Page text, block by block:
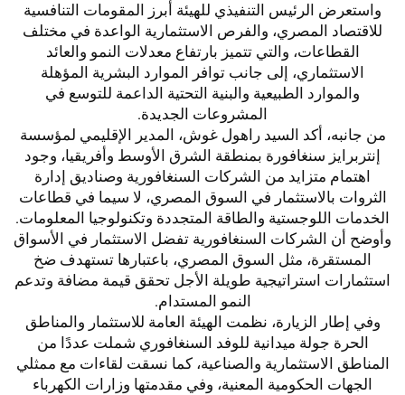
واستعرض الرئيس التنفيذي للهيئة أبرز المقومات التنافسية
للاقتصاد المصري، والفرص الاستثمارية الواعدة في مختلف
القطاعات، والتي تتميز بارتفاع معدلات النمو والعائد
الاستثماري، إلى جانب توافر الموارد البشرية المؤهلة
والموارد الطبيعية والبنية التحتية الداعمة للتوسع في
المشروعات الجديدة.
من جانبه، أكد السيد راهول غوش، المدير الإقليمي لمؤسسة
إنتربرايز سنغافورة بمنطقة الشرق الأوسط وأفريقيا، وجود
اهتمام متزايد من الشركات السنغافورية وصناديق إدارة
الثروات بالاستثمار في السوق المصري، لا سيما في قطاعات
الخدمات اللوجستية والطاقة المتجددة وتكنولوجيا المعلومات.
وأوضح أن الشركات السنغافورية تفضل الاستثمار في الأسواق
المستقرة، مثل السوق المصري، باعتبارها تستهدف ضخ
استثمارات استراتيجية طويلة الأجل تحقق قيمة مضافة وتدعم
النمو المستدام.
وفي إطار الزيارة، نظمت الهيئة العامة للاستثمار والمناطق
الحرة جولة ميدانية للوفد السنغافوري شملت عددًا من
المناطق الاستثمارية والصناعية، كما نسقت لقاءات مع ممثلي
الجهات الحكومية المعنية، وفي مقدمتها وزارات الكهرباء